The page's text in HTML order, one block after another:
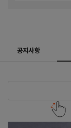
공지사항